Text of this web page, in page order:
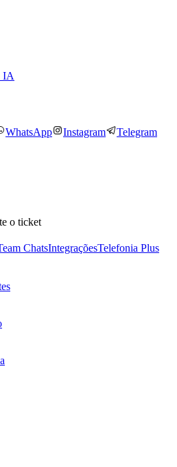
IA
WhatsApp Instagram Telegram
o ticket
ChatsIntegraçõesTelefonia Plus